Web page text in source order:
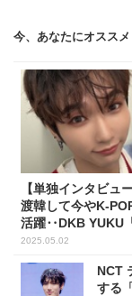
今、あなたにオススメ
【単独インタビュ
渡韓して今やK-
活躍‥DKB YUKU
からこそ感じたこと
2025.05.02
NCT
する